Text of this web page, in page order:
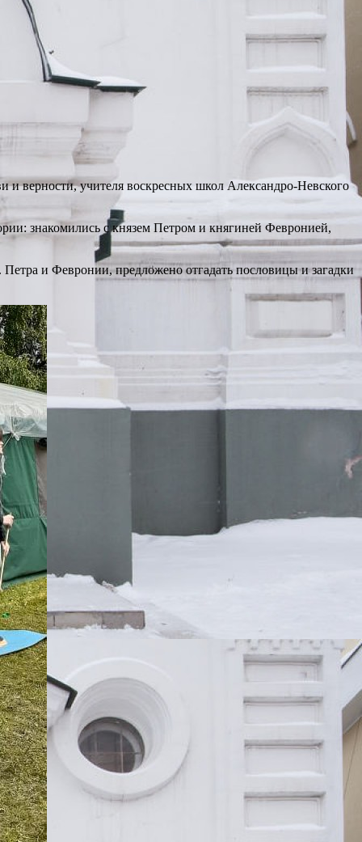
и верности, учителя воскресных школ Александро-Невского
знакомились с князем Петром и княгиней Февронией,
и Февронии, предложено отгадать пословицы и загадки